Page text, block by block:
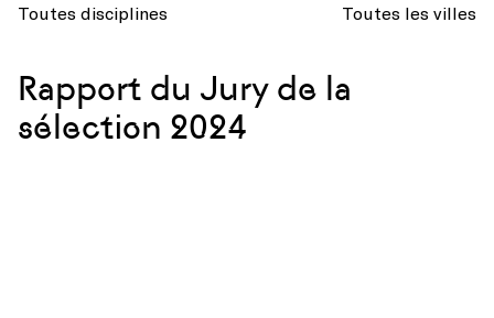
Toutes disciplines Toutes les villes
Rapport du Jury de la
sélection 2024